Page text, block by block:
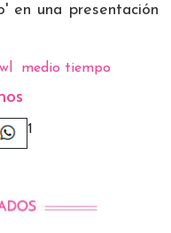
en una presentación
medio tiempo
1